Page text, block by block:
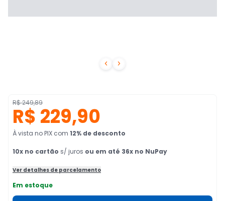
 
R$ 249,89
R$ 229,90
À vista no PIX com 12% de desconto
10x no cartão s/ juros ou em até 36x no NuPay
Ver detalhes de parcelamento
Em estoque